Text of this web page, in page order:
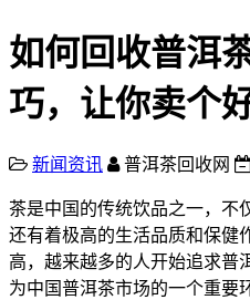
如何回收普洱
巧，让你卖个
新闻资讯 普洱茶回收网
茶是中国的传统饮品之一，不
还有着极高的生活品质和保健
高，越来越多的人开始追求普
为中国普洱茶市场的一个重要